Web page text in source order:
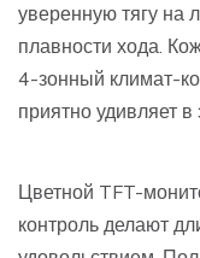
уверенную тягу на
плавности хода.
4-зонный климат-
приятно удивляет
Цветной TFT-
контроль делают